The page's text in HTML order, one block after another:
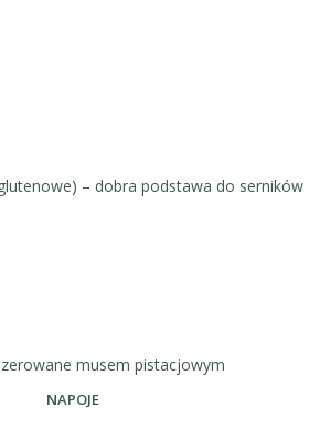
– dobra podstawa do serników
musem pistacjowym
NAPOJE